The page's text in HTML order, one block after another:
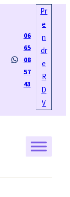
WhatsApp
06
65
08
57
43
Pr
e
n
dr
e
R
D
V